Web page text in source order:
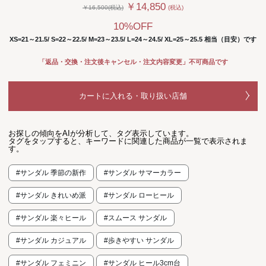
￥16,500(税込) ￥14,850 (税込)
10%OFF
XS=21～21.5/ S=22～22.5/ M=23～23.5/ L=24～24.5/ XL=25～25.5 相当（目安）です
「返品・交換・注文後キャンセル・注文内容変更」不可商品です
カートに入れる・取り扱い店舗
お探しの傾向をAIが分析して、タグ表示しています。
タグをタップすると、キーワードに関連した商品が一覧で表示されま
す。
#サンダル 季節の新作 #サンダル サマーカラー
#サンダル きれいめ派 #サンダル ローヒール
#サンダル 楽々ヒール #スムース サンダル
#サンダル カジュアル #歩きやすい サンダル
#サンダル フェミニン #サンダル ヒール3cm台